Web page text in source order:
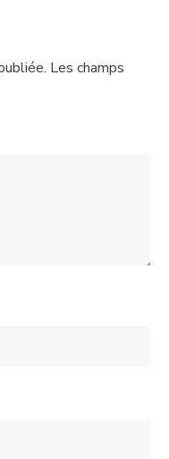
Les champs